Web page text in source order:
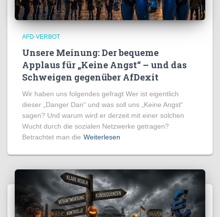
AFD-VERBOT
Unsere Meinung: Der bequeme
Applaus für „Keine Angst“ – und das
Schweigen gegenüber AfDexit
Wir haben uns folgendes gefragt Wer ist eigentlich
dieser „Danger Dan“ und was soll uns „Keine Angst“
sagen? Und warum wird er derzeit mit einer solchen
Wucht durch die sozialen Netzwerke getragen?
Betrachtet man die Weiterlesen